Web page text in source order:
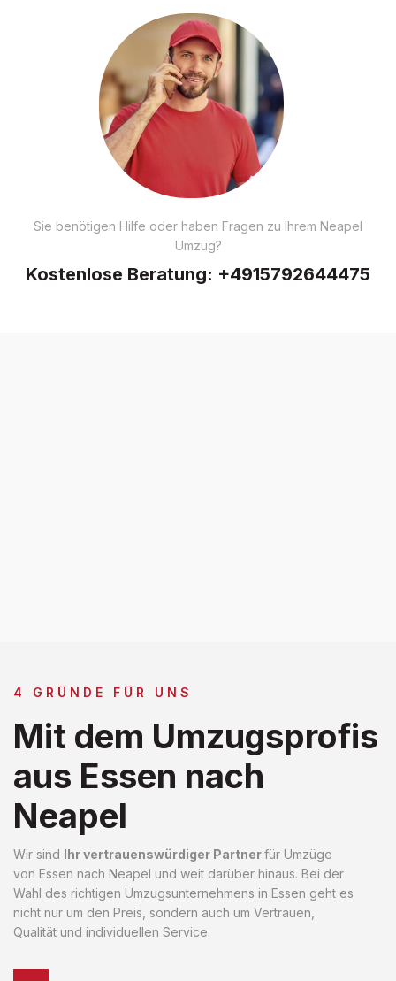
Sie benötigen Hilfe oder haben Fragen zu Ihrem Neapel
Umzug?
Kostenlose Beratung: +4915792644475
4 GRÜNDE FÜR UNS
Mit dem Umzugsprofis
aus Essen nach
Neapel
Wir sind Ihr vertrauenswürdiger Partnerfür Umzüge
von Essen nach Neapel und weit darüber hinaus. Bei der
Wahl des richtigen Umzugsunternehmens in Essen geht es
nicht nur um den Preis, sondern auch um Vertrauen,
Qualität und individuellen Service.